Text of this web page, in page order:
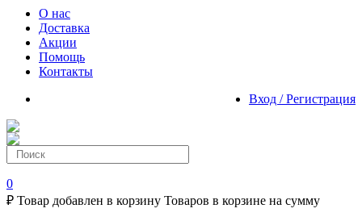
О нас
Доставка
Акции
Помощь
Контакты
Вход / Регистрация
0
₽ Товар добавлен в корзину Товаров в корзине на сумму